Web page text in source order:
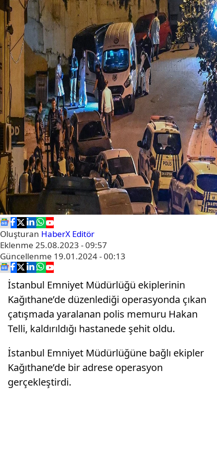
Oluşturan HaberX Editör
Eklenme 25.08.2023 - 09:57
Güncellenme 19.01.2024 - 00:13
İstanbul Emniyet Müdürlüğü ekiplerinin
Kağıthane’de düzenlediği operasyonda çıkan
çatışmada yaralanan polis memuru Hakan
Telli, kaldırıldığı hastanede şehit oldu.
İstanbul Emniyet Müdürlüğüne bağlı ekipler
Kağıthane’de bir adrese operasyon
gerçekleştirdi.